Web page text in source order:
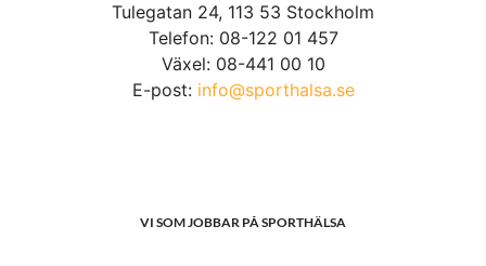
Tulegatan 24, 113 53 Stockholm
Telefon: 08-122 01 457
Växel: 08-441 00 10
E-post: info@sporthalsa.se
VI SOM JOBBAR PÅ SPORTHÄLSA